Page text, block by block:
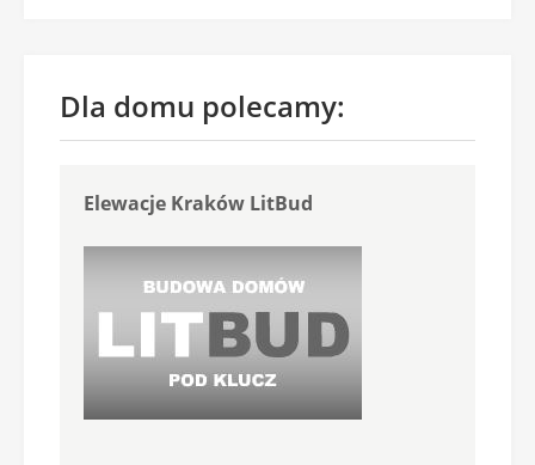
Dla domu polecamy:
Elewacje Kraków LitBud